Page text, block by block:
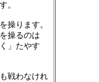
。
操ります。
操るのは
」たやす
戦わなけれ